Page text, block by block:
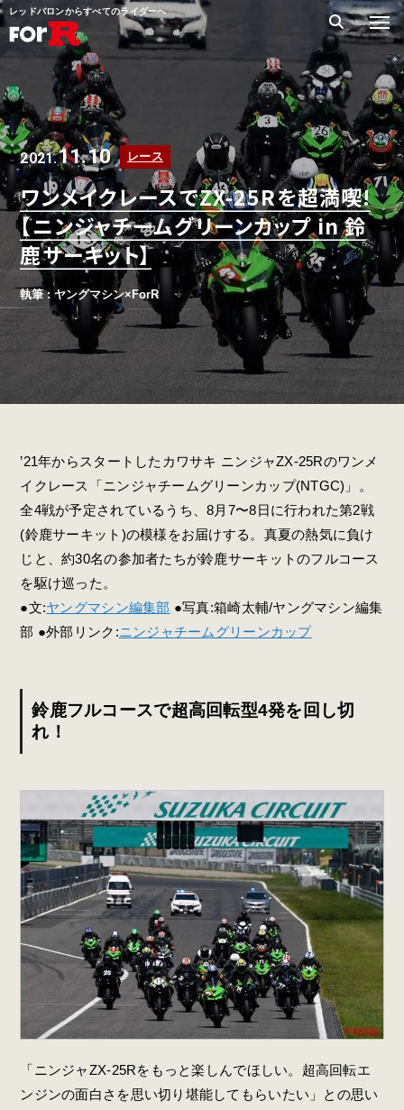
レッドバロンからすべてのライダーへ
2021.11.10 レース
ワンメイクレースでZX-25Rを超満喫!
【ニンジャチームグリーンカップ in 鈴
鹿サーキット】
執筆 : ヤングマシン×ForR
’21年からスタートしたカワサキ ニンジャZX-25Rのワンメ
イクレース「ニンジャチームグリーンカップ(NTGC)」。
全4戦が予定されているうち、8月7〜8日に行われた第2戦
(鈴鹿サーキット)の模様をお届けする。真夏の熱気に負け
じと、約30名の参加者たちが鈴鹿サーキットのフルコース
を駆け巡った。
●文:ヤングマシン編集部 ●写真:箱崎太輔/ヤングマシン編集
部 ●外部リンク:ニンジャチームグリーンカップ
鈴鹿フルコースで超高回転型4発を回し切
れ！
「ニンジャZX-25Rをもっと楽しんでほしい。超高回転エ
ンジンの面白さを思い切り堪能してもらいたい」との思い